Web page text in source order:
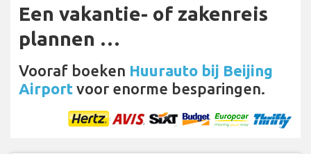
Een vakantie- of zakenreis
plannen …
Vooraf boeken Huurauto bij Beijing
Airport voor enorme besparingen.